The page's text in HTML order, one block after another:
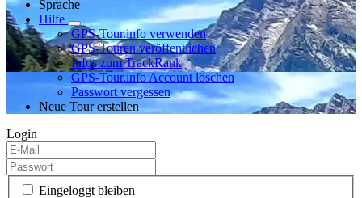
Sprache
Hilfe
GPS-Tour.info verwenden
GPS-Touren veröffentlichen
Infos zum TrackRank
GPS-Tour.info Account löschen
Passwort vergessen
Neue Tour erstellen
Login
Eingeloggt bleiben